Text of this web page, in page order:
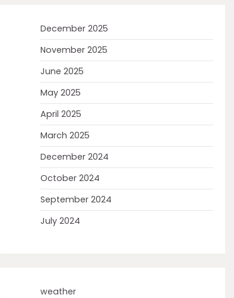
December 2025
November 2025
June 2025
May 2025
April 2025
March 2025
December 2024
October 2024
September 2024
July 2024
weather